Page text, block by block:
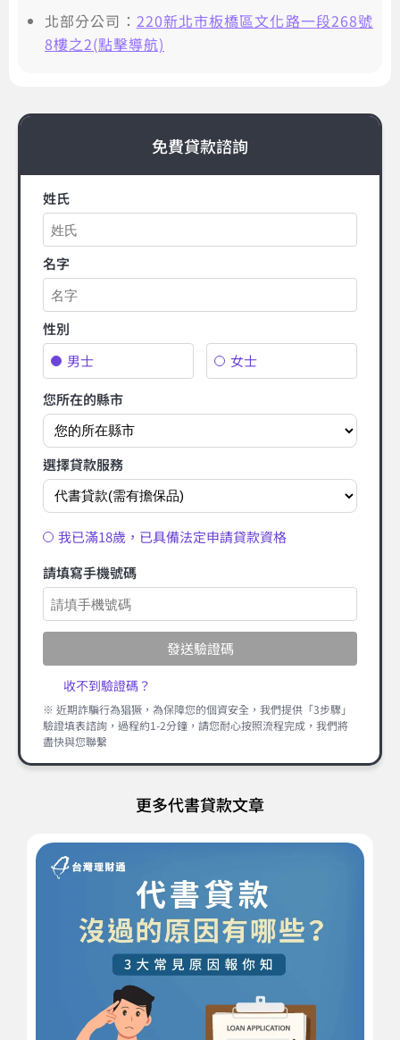
北部分公司： 220新北市板橋區文化路一段268號
8樓之2(點擊導航)
免費貸款諮詢
姓氏
名字
性別
男士
女士
您所在的縣市
選擇貸款服務
我已滿18歲，已具備法定申請貸款資格
請填寫手機號碼
發送驗證碼
收不到驗證碼？
※ 近期詐騙行為猖獗，為保障您的個資安全，我們提供「3步驟」
驗證填表諮詢，過程約1-2分鐘，請您耐心按照流程完成，我們將
盡快與您聯繫
更多代書貸款文章